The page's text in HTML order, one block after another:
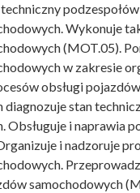
Wykonuje
(MOT.05).
w zakresie
obsługi pojazdów
diagnozuje stan
Obsługuje i naprawia
i nadzoruje
samochodowych